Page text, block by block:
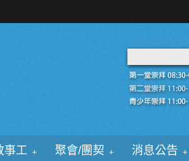
事工 聚會/團契 消息公告